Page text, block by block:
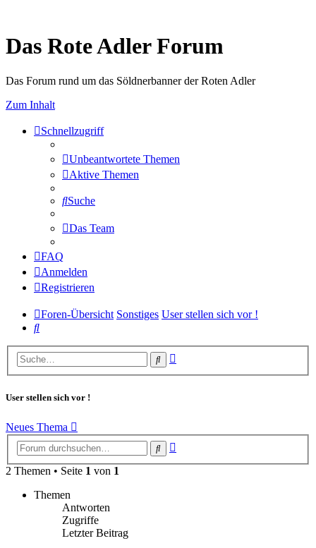
Das Rote Adler Forum
Das Forum rund um das Söldnerbanner der Roten Adler
Zum Inhalt
Schnellzugriff
Unbeantwortete Themen
Aktive Themen
Suche
Das Team
FAQ
Anmelden
Registrieren
Foren-Übersicht Sonstiges User stellen sich vor !
Suche
Suche
User stellen sich vor !
Neues Thema
Suche
2 Themen • Seite 1 von 1
Themen
Antworten
Zugriffe
Letzter Beitrag